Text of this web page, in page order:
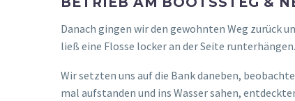
Also ganz tote Hose ist in Puerto Ayora an
machen, aber sicher können wir das nicht